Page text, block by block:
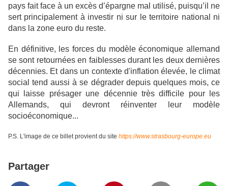
pays fait face à un excès d’épargne mal utilisé, puisqu’il ne
sert principalement à investir ni sur le territoire national ni
dans la zone euro du reste.
En définitive, les forces du modèle économique allemand
se sont retournées en faiblesses durant les deux dernières
décennies. Et dans un contexte d'inflation élevée, le climat
social tend aussi à se dégrader depuis quelques mois, ce
qui laisse présager une décennie très difficile pour les
Allemands, qui devront réinventer leur modèle
socioéconomique...
P.S. L'image de ce billet provient du site https://www.strasbourg-europe.eu
Partager